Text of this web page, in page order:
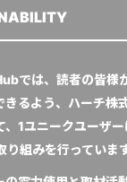
では、読者の皆様
きるよう、ハーチ株
、1ユニークユーザ
組みを行っています